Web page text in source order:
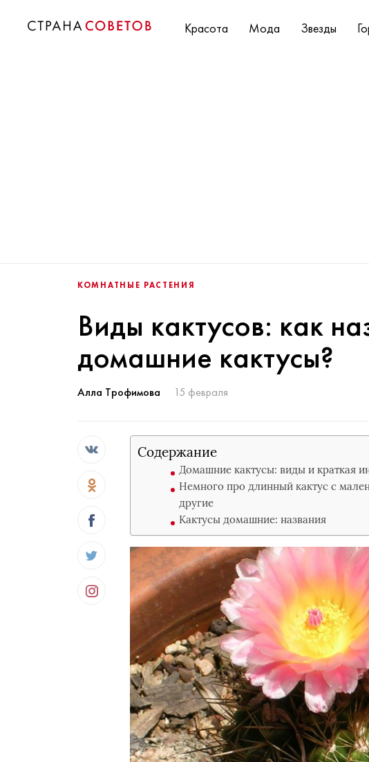
Красота Мода Звезды
КОМНАТНЫЕ РАСТЕНИЯ
Виды кактусов: как
домашние кактусы?
Алла Трофимова 15 февраля
Содержание
Домашние кактусы: виды и краткая
Немного про длинный кактус с
другие
Кактусы домашние: названия